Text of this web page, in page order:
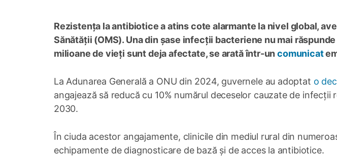
Rezistența la antibiotice a atins cote alarmante la nivel global,
Sănătății (OMS). Una din șase infecții bacteriene nu mai
milioane de vieți sunt deja afectate, se arată într-uncomunicat
La Adunarea Generală a ONU din 2024, guvernele au adoptat o
angajează să reducă cu 10% numărul deceselor cauzate de
2030.
În ciuda acestor angajamente, clinicile din mediul rural din
echipamente de diagnosticare de bază și de acces la antibiotice.